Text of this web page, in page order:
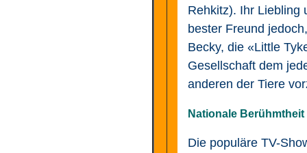
Rehkitz). Ihr Liebling
bester Freund
Becky, die «Little
Gesellschaft dem
anderen der Tiere
Nationale Berühmtheit
Die populäre TV-